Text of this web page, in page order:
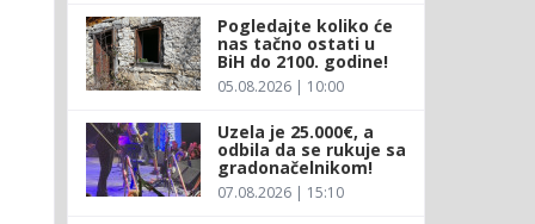
Pogledajte koliko će
nas tačno ostati u
BiH do 2100. godine!
05.08.2026 | 10:00
Uzela je 25.000€, a
odbila da se rukuje sa
gradonačelnikom!
07.08.2026 | 15:10